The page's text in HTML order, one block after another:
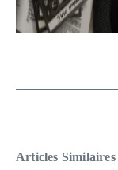
Articles Similaires